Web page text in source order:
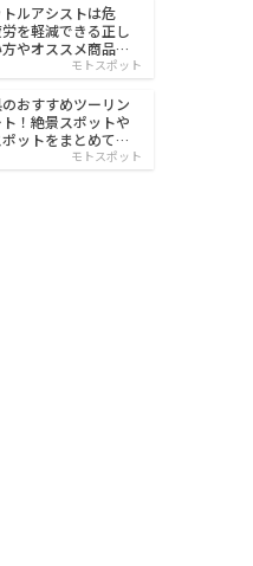
トルアシストは危
を軽減できる正し
やオススメ商品を
モトスポット
おすすめツーリン
！絶景スポットや
ットをまとめて紹
モトスポット